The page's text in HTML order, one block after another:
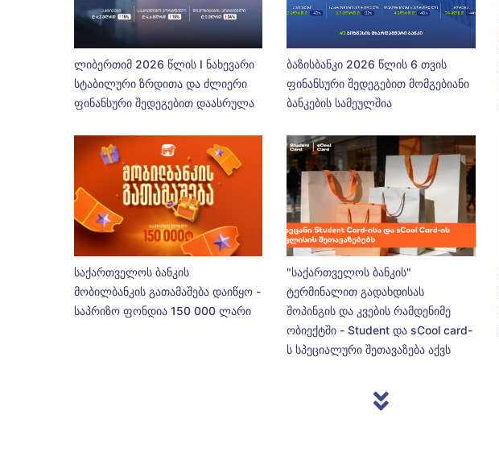
ლიბერთიმ 2026 წლის I ნახევარი
სტაბილური ზრდითა და ძლიერი
ფინანსური შედეგებით დაასრულა
ბაზისბანკი 2026 წლის 6 თვის
ფინანსური შედეგებით მომგებიანი
ბანკების სამეულშია
საქართველოს ბანკის
მობილბანკის გათამაშება დაიწყო -
საპრიზო ფონდია 150 000 ლარი
"საქართველოს ბანკის"
ტერმინალით გადახდისას
შოპინგის და კვების რამდენიმე
ობიექტში - Student და sCool card-
ს სპეციალური შეთავაზება აქვს